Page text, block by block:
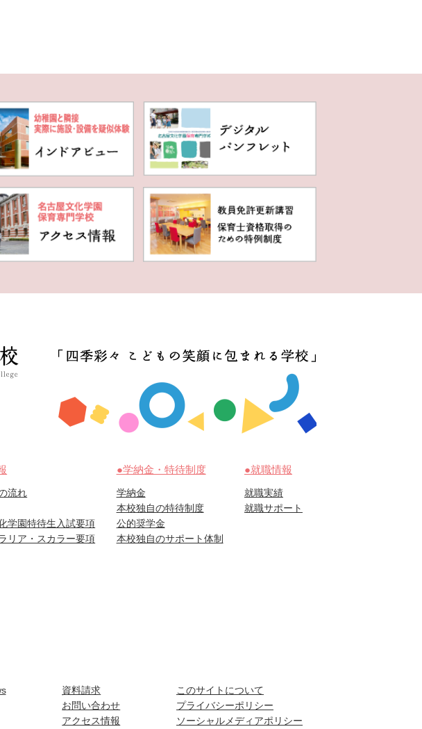
流れ
学園特待生入試要項
リア・スカラー要項
●学納金・特待制度
学納金
本校独自の特待制度
公的奨学金
本校独自のサポート体制
●就職情報
就職実績
就職サポート
資料請求
お問い合わせ
アクセス情報
このサイトについて
プライバシーポリシー
ソーシャルメディアポリシー